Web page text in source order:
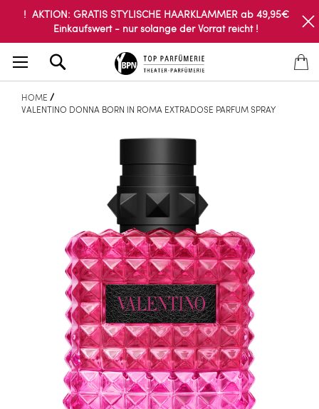
! AKTION: GRATIS STYLISCHE HAARKLAMMER ab 49,95€
Einkaufswert - nur solange der Vorrat reicht !
HOME
VALENTINO DONNA BORN IN ROMA EXTRADOSE PARFUM SPRAY